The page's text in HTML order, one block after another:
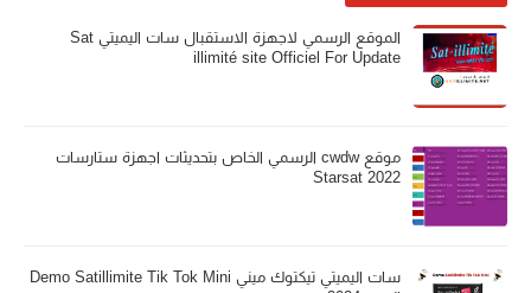
الموقع الرسمي لاجهزة الاستقبال سات اليميتي Sat
illimité site Officiel For Update
موقع cwdw الرسمي الخاص بتحديثات اجهزة ستارسات
Starsat 2022
سات اليميتي تيكتوك ميني Demo Satillimite Tik Tok Mini